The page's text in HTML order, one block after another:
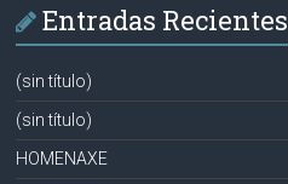
Entradas Recientes
(sin título)
(sin título)
HOMENAXE